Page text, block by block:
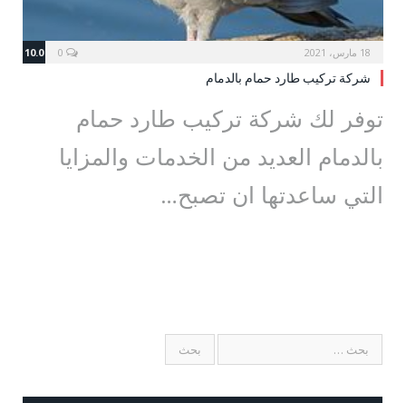
18 مارس، 2021 10.0
شركة تركيب طارد حمام بالدمام
توفر لك شركة تركيب طارد حمام
بالدمام العديد من الخدمات والمزايا
التي ساعدتها ان تصبح…